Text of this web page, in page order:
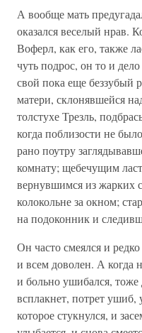
А вообще мать
оказался веселый нрав.
Воферл, как его, также
чуть подрос, он то и
свой пока еще беззубый
матери, склонявшейся
толстухе Трезль,
когда поблизости не
рано поутру
комнату; щебечущим
вернувшимся из жарких
колокольне за окном;
на подоконник и
Он часто смеялся и
и всем доволен. А когда
и больно ушибался, тоже
всплакнет, потрет ушиб,
которое стукнулся, и